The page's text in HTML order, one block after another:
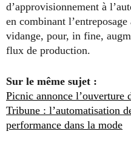
d’approvisionnement à
en combinant
vidange, pour, in fine,
flux de production.
Sur le même sujet :
Picnic annonce l’ouverture
Tribune : l’automatisation
performance dans la mode